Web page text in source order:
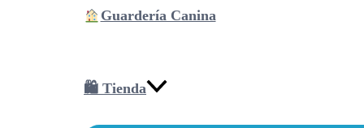
Guardería Canina
🛍 Tienda